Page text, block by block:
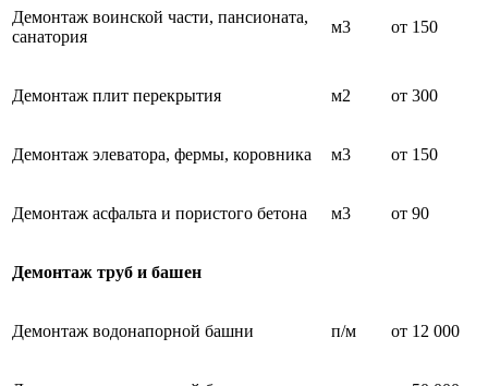
Демонтаж воинской части, пансионата,
санатория
м3 от 150
Демонтаж плит перекрытия м2 от 300
Демонтаж элеватора, фермы, коровника м3 от 150
Демонтаж асфальта и пористого бетона м3 от 90
Демонтаж труб и башен
Демонтаж водонапорной башни п/м от 12 000